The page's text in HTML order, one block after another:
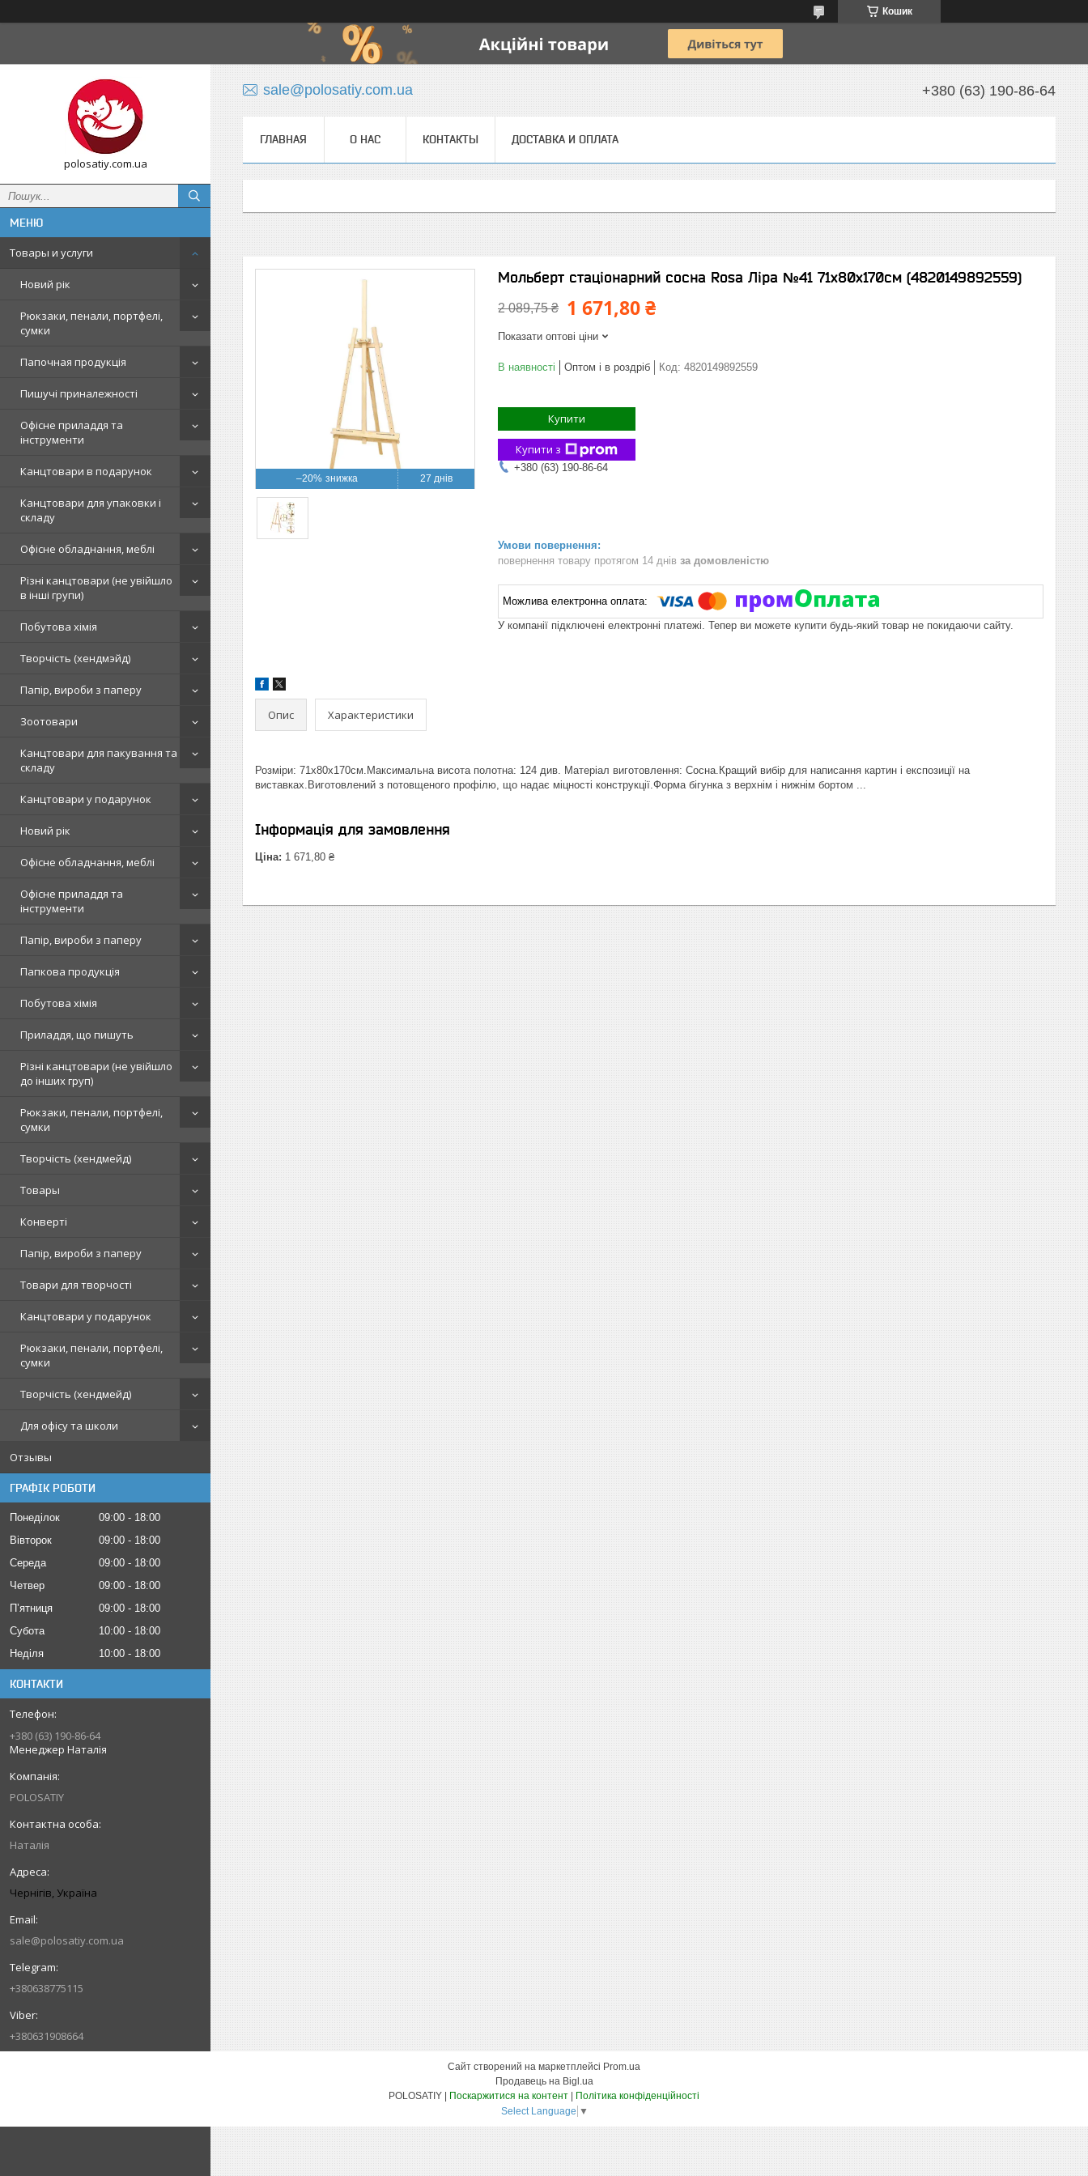
Кошик
polosatiy.com.ua
Товары и услуги
Новий рік
Рюкзаки, пенали, портфелі,
сумки
Папочная продукція
Пишучі приналежності
Офісне приладдя та
інструменти
Канцтовари в подарунок
Канцтовари для упаковки і
складу
Офісне обладнання, меблі
Різні канцтовари (не увійшло
в інші групи)
Побутова хімія
Творчість (хендмэйд)
Папір, вироби з паперу
Зоотовари
Канцтовари для пакування та
складу
Канцтовари у подарунок
Новий рік
Офісне обладнання, меблі
Офісне приладдя та
інструменти
Папір, вироби з паперу
Папкова продукція
Побутова хімія
Приладдя, що пишуть
Різні канцтовари (не увійшло
до інших груп)
Рюкзаки, пенали, портфелі,
сумки
Творчість (хендмейд)
Товары
Конверті
Папір, вироби з паперу
Товари для творчості
Канцтовари у подарунок
Рюкзаки, пенали, портфелі,
сумки
Творчість (хендмейд)
Для офісу та школи
Отзывы
ГРАФІК РОБОТИ
Понеділок 09:00
18:00
Вівторок
09:00
18:00
Середа
09:00
18:00
Четвер
09:00
18:00
Пʼятниця
09:00
18:00
Субота
10:00
18:00
Неділя
10:00 18:00
КОНТАКТИ
+380 (63) 190-86-64
Менеджер Наталія
POLOSATIY
Наталія
Чернігів, Україна
sale@polosatiy.com.ua
+380638775115
+380631908664
sale@polosatiy.com.ua +380 (63) 190-86-64
ГЛАВНАЯ О НАС КОНТАКТЫ ДОСТАВКА И ОПЛАТА
–20% 27 днів
Мольберт стаціонарний сосна Rosa Ліра №41 71х80х170см (4820149892559)
2 089,75 ₴ 1 671,80 ₴
Показати оптові ціни
В наявності Оптом і в роздріб Код: 4820149892559
Купити
Купити з
+380 (63) 190-86-64
повернення товару протягом 14 днів за домовленістю
У компанії підключені електронні платежі. Тепер ви можете купити будь-який товар не покидаючи сайту.
Опис Характеристики
Розміри: 71х80х170см.Максимальна висота полотна: 124 див. Матеріал виготовлення: Сосна.Кращий вибір для написання картин і експозиції на
виставках.Виготовлений з потовщеного профілю, що надає міцності конструкції.Форма бігунка з верхнім і нижнім бортом ...
Інформація для замовлення
Ціна: 1 671,80 ₴
Сайт створений на маркетплейсі Prom.ua
Продавець на Bigl.ua
Поскаржитися на контент
Політика конфіденційності
Select Language ▼